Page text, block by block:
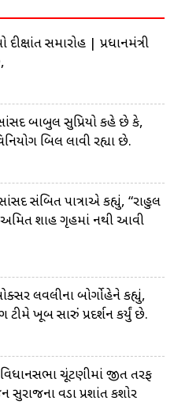
દીક્ષાંત સમારોહ | પ્રધાનમંત્રી
બાબુલ સુપ્રિયો કહે છે કે,
બિલ લાવી રહ્યા છે.
સંબિત પાત્રાએ કહ્યું, “રાહુલ
અમિત શાહ ગૃહમાં નથી આવી
લવલીના બોર્ગોહેને કહ્યું,
ખૂબ સારું પ્રદર્શન કર્યું છે.
ચૂંટણીમાં જીત તરફ
વડા પ્રશાંત કિશોર